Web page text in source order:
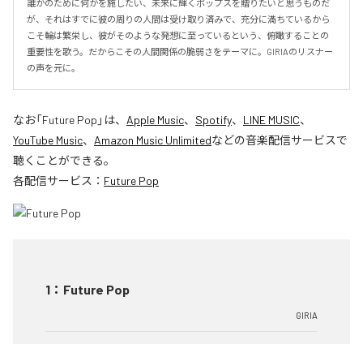
誰かのために何かを施したい、未来に輝くポップスを贈りたいと思うものだ
が、それはすでに彼の周りの人間は受け取り済みで、充分に満ちているから
こそ輪は繁栄し、彼がそのような発想に至っているという、俯瞰することの
重要性を歌う。だからこその人間関係の脆弱さをテーマに。GIRIAのリスナー
の声を元に。
なお「Future Pop 」は、 Apple Music、 Spotify、 LINE MUSIC、
YouTube Music、 Amazon Music Unlimitedなどの音楽配信サービスで
聴くことができる。
各配信サービス： Future Pop
1 ： Future Pop
GIRIA